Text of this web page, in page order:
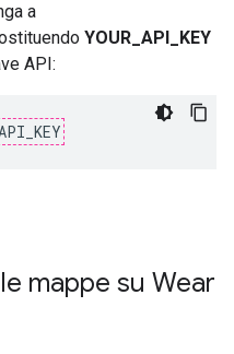
a
YOUR_API_KEY
API:
mappe su Wear